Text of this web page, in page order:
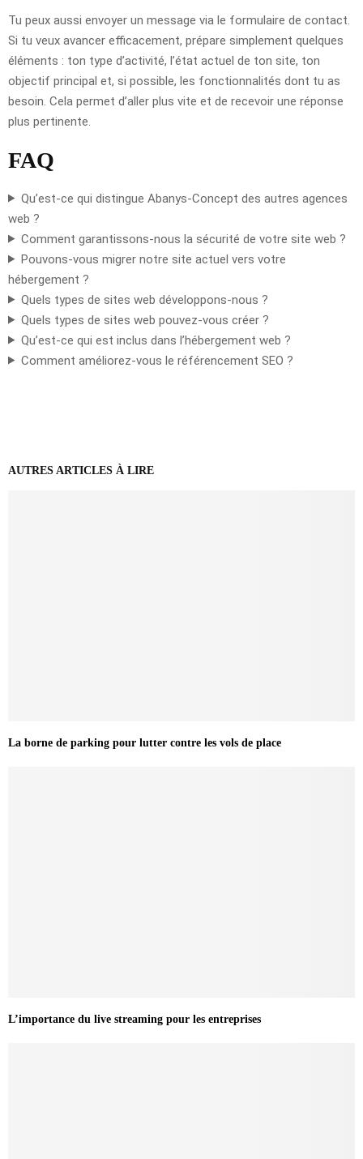
Tu peux aussi envoyer un message via le formulaire de contact.
Si tu veux avancer efficacement, prépare simplement quelques
éléments : ton type d’activité, l’état actuel de ton site, ton
objectif principal et, si possible, les fonctionnalités dont tu as
besoin. Cela permet d’aller plus vite et de recevoir une réponse
plus pertinente.
FAQ
Qu’est-ce qui distingue Abanys-Concept des autres agences
web ?
Comment garantissons-nous la sécurité de votre site web ?
Pouvons-vous migrer notre site actuel vers votre
hébergement ?
Quels types de sites web développons-nous ?
Quels types de sites web pouvez-vous créer ?
Qu’est-ce qui est inclus dans l’hébergement web ?
Comment améliorez-vous le référencement SEO ?
AUTRES ARTICLES À LIRE
La borne de parking pour lutter contre les vols de place
L’importance du live streaming pour les entreprises